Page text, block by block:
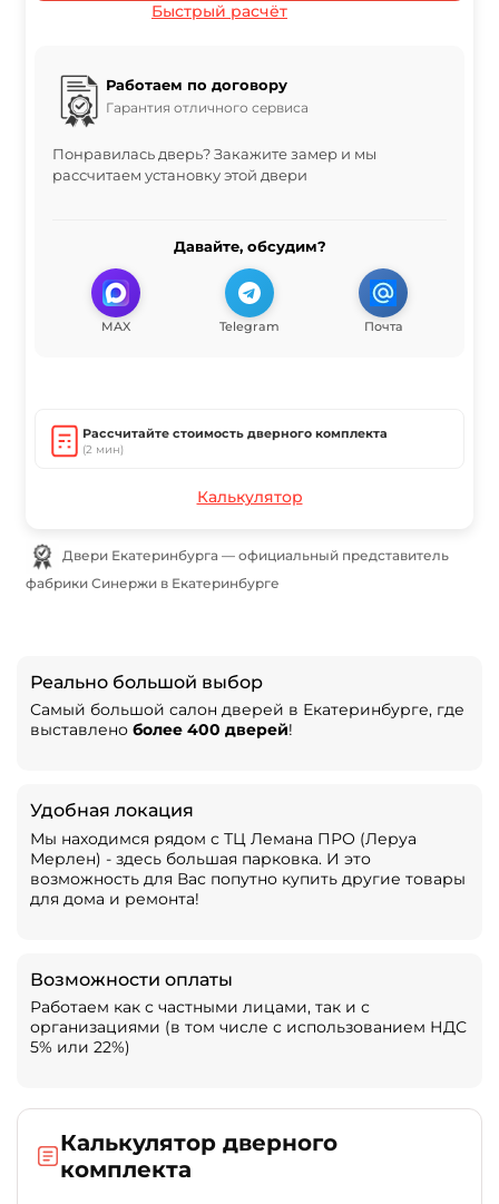
Быстрый расчёт
Работаем по договору
Гарантия отличного сервиса
Понравилась дверь? Закажите замер и мы
рассчитаем установку этой двери
Давайте, обсудим?
MAX Telegram Почта
Рассчитайте стоимость дверного комплекта
(2 мин)
Калькулятор
фабрики Синержи в Екатеринбурге
Реально большой выбор
Самый большой салон дверей в Екатеринбурге, где
выставлено более 400 дверей!
Удобная локация
Мы находимся рядом с ТЦ Лемана ПРО (Леруа
Мерлен) - здесь большая парковка. И это
возможность для Вас попутно купить другие товары
для дома и ремонта!
Возможности оплаты
Работаем как с частными лицами, так и с
организациями (в том числе с использованием НДС
5% или 22%)
Калькулятор дверного
комплекта